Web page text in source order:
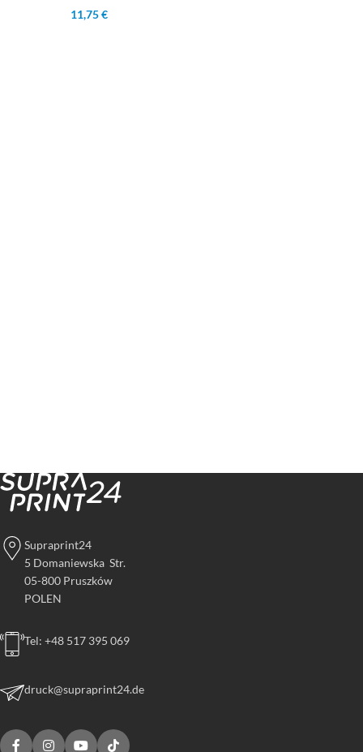
11,75 €
Supraprint24
5 Domaniewska Str.
05-800 Pruszków
POLEN
Tel: +48 517 395 069
druck@supraprint24.de